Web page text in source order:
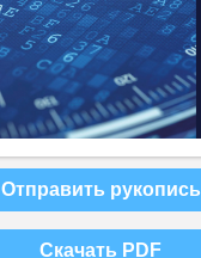
Отправить рукопись
Скачать PDF